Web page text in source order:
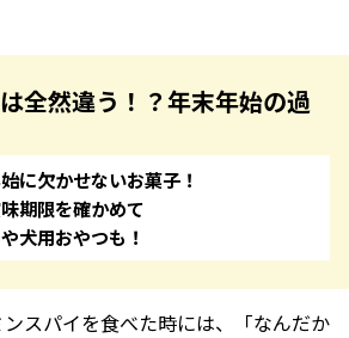
全然違う！？年末年始の過
に欠かせないお菓子！
期限を確かめて
犬用おやつも！
スパイを食べた時には、「なんだか